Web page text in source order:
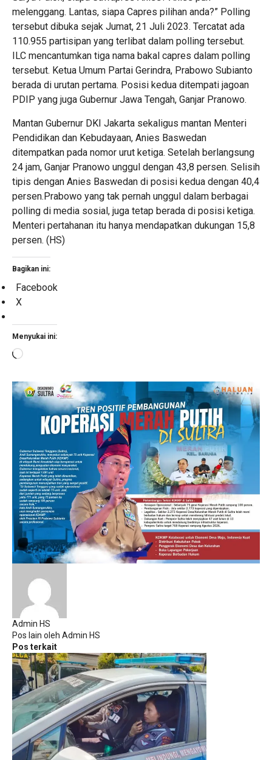
melenggang. Lantas, siapa Capres pilihan anda?” Polling
tersebut dibuka sejak Jumat, 21 Juli 2023. Tercatat ada
110.955 partisipan yang terlibat dalam polling tersebut.
ILC mencantumkan tiga nama bakal capres dalam polling
tersebut. Ketua Umum Partai Gerindra, Prabowo Subianto
berada di urutan pertama. Posisi kedua ditempati jagoan
PDIP yang juga Gubernur Jawa Tengah, Ganjar Pranowo.
Mantan Gubernur DKI Jakarta sekaligus mantan Menteri
Pendidikan dan Kebudayaan, Anies Baswedan
ditempatkan pada nomor urut ketiga. Setelah berlangsung
24 jam, Ganjar Pranowo unggul dengan 43,8 persen. Selisih
tipis dengan Anies Baswedan di posisi kedua dengan 40,4
persen.Prabowo yang tak pernah unggul dalam berbagai
polling di media sosial, juga tetap berada di posisi ketiga.
Menteri pertahanan itu hanya mendapatkan dukungan 15,8
persen. (HS)
Bagikan ini:
Facebook
X
Menyukai ini:
Memuat...
Admin HS
Pos lain oleh Admin HS
Pos terkait